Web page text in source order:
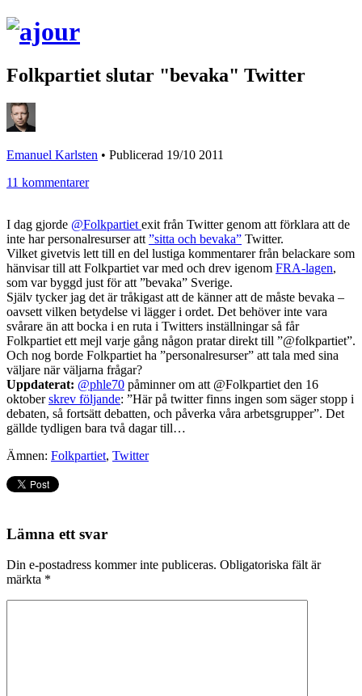
Folkpartiet slutar "bevaka" Twitter
Emanuel Karlsten • Publicerad 19/10 2011
11 kommentarer
I dag gjorde @Folkpartiet exit från Twitter genom att förklara att de
inte har personalresurser att ”sitta och bevaka” Twitter.
Vilket givetvis lett till en del lustiga kommentarer från belackare som
hänvisar till att Folkpartiet var med och drev igenom FRA-lagen,
som var byggd just för att ”bevaka” Sverige.
Själv tycker jag det är tråkigast att de känner att de måste bevaka –
oavsett vilken betydelse vi lägger i ordet. Det behöver inte vara
svårare än att bocka i en ruta i Twitters inställningar så får
Folkpartiet ett mejl varje gång någon pratar direkt till ”@folkpartiet”.
Och nog borde Folkpartiet ha ”personalresurser” att tala med sina
väljare när väljarna frågar?
Uppdaterat: @phle70 påminner om att @Folkpartiet den 16
oktoberskrev följande: ”Här på twitter finns ingen som säger stopp i
debaten, så fortsätt debatten, och påverka våra arbetsgrupper”. Det
gällde tydligen bara två dagar till…
Ämnen: Folkpartiet, Twitter
Lämna ett svar
Din e-postadress kommer inte publiceras. Obligatoriska fält är
märkta *